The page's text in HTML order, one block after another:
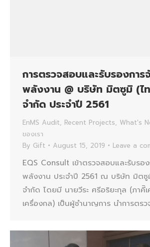
การตรวจสอบและรับรองการ
พลังงาน @ บริษัท มิตซูมิ (ไ
จำกัด ประจำปี 2561
EnMS Audit, Recent Projects, What's
ของเรา
By Gift August 15, 2019 Leave a
EQS Consult เข้าตรวจสอบและรับรอ
พลังงาน ประจำปี 2561 ณ บริษัท มิต
จำกัด โดยมี นายวีระ ศรีอริยะกุล (ภาคีิ
เครื่องกล) เป็นผู้ชำนาญการ นำการตรว